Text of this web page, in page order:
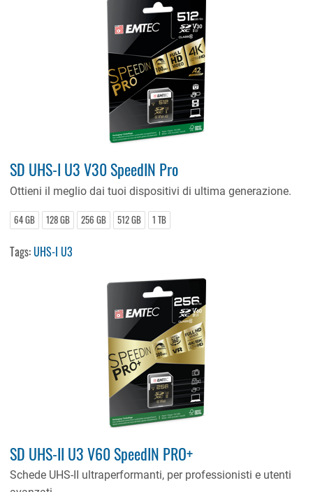
SD UHS-I U3 V30 SpeedIN Pro
Ottieni il meglio dai tuoi dispositivi di ultima generazione.
64 GB 128 GB 256 GB 512 GB 1 TB
Tags:UHS-I U3
SD UHS-II U3 V60 SpeedIN PRO+
Schede UHS-II ultraperformanti, per professionisti e utenti